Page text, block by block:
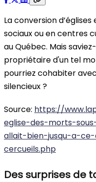
La conversion
sociaux ou en centres
au Québec. Mais
propriétaire d'un tel
pourriez cohabiter
silencieux ?
Source: https://
eglise-des-morts-
allait-bien-jusqu-a-
cercueils.php
Des surprises de